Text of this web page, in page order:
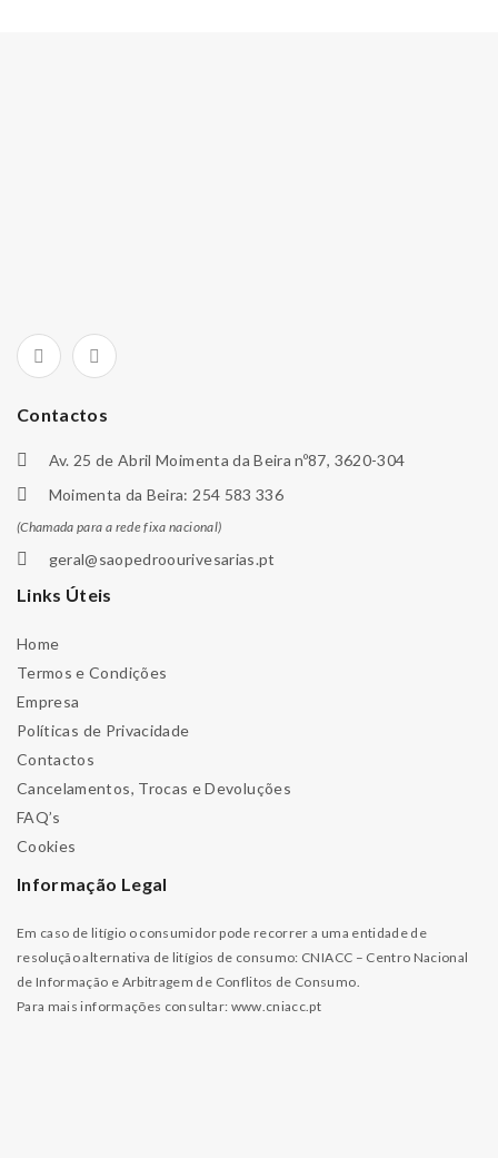
Contactos
Av. 25 de Abril Moimenta da Beira nº87, 3620-304
Moimenta da Beira: 254 583 336
(Chamada para a rede fixa nacional)
geral@saopedroourivesarias.pt
Links Úteis
Home
Termos e Condições
Empresa
Políticas de Privacidade
Contactos
Cancelamentos, Trocas e Devoluções
FAQ’s
Cookies
Informação Legal
Em caso de litígio o consumidor pode recorrer a uma entidade de
resolução alternativa de litígios de consumo: CNIACC – Centro Nacional
de Informação e Arbitragem de Conflitos de Consumo.
Para mais informações consultar: www.cniacc.pt